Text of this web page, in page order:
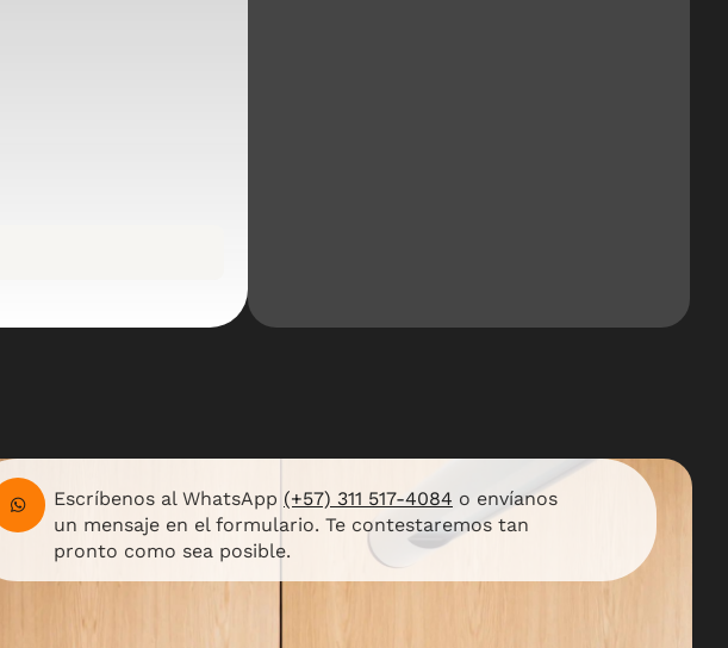
Escríbenos al WhatsApp (+57) 311 517-4084 o envíanos
un mensaje en el formulario. Te contestaremos tan
pronto como sea posible.